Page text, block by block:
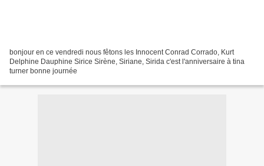
bonjour en ce vendredi nous fêtons les Innocent Conrad Corrado, Kurt
Delphine Dauphine Sirice Sirène, Siriane, Sirida c'est l'anniversaire à tina
turner bonne journée